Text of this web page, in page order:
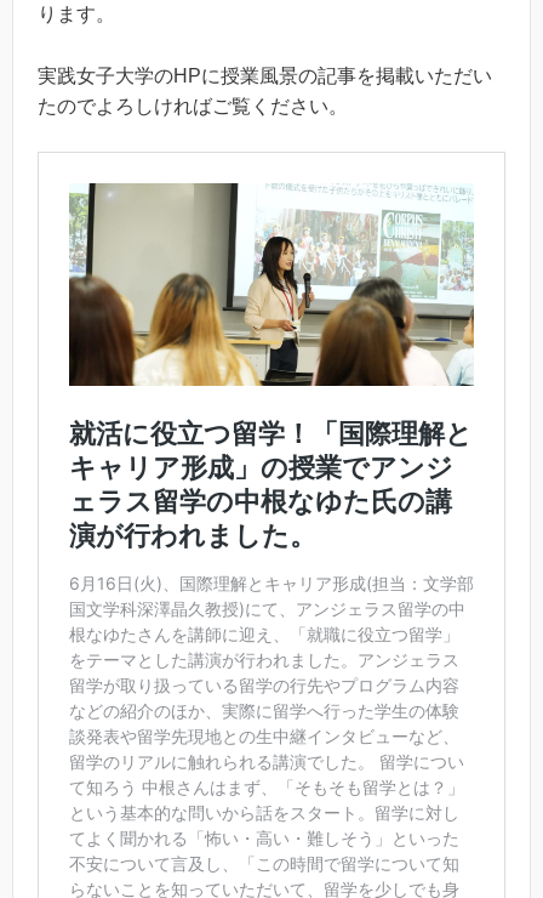
ります。
実践女子大学のHPに授業風景の記事を掲載いただい
たのでよろしければご覧ください。